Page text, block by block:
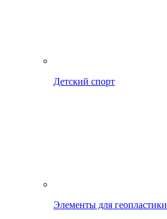
Детский спорт
Элементы для геопластики